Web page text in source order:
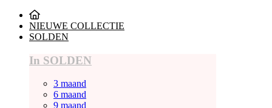
NIEUWE COLLECTIE
SOLDEN
In SOLDEN
3 maand
6 maand
9 maand